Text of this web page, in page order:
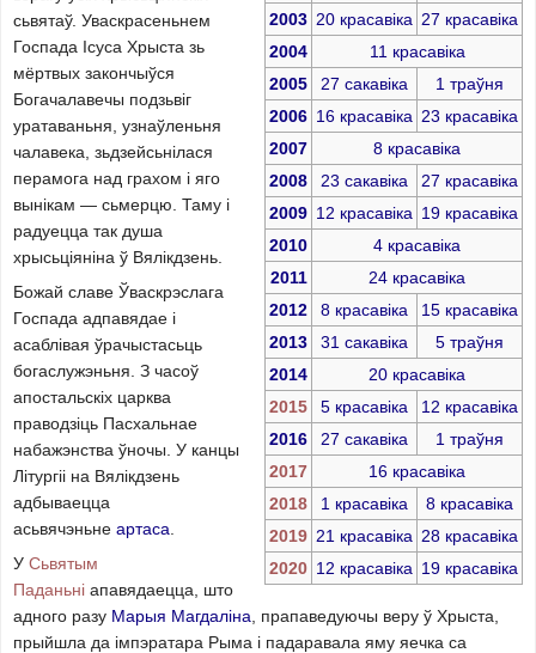
2003 20 красавіка 27 красавіка
2004
11 красавіка
2005
27 сакавіка
1 траўня
2006 16 красавіка 23 красавіка
2007
8 красавіка
2008
23 сакавіка
27 красавіка
2009 12 красавіка 19 красавіка
2010
4 красавіка
2011
24 красавіка
2012
8 красавіка
15 красавіка
2013
31 сакавіка
5 траўня
2014
20 красавіка
2015
5 красавіка
12 красавіка
2016
27 сакавіка
1 траўня
2017
16 красавіка
2018
1 красавіка
8 красавіка
2019 21 красавіка 28 красавіка
2020 12 красавіка 19 красавіка
сьвятаў. Уваскрасеньнем
Госпада Ісуса Хрыста зь
мёртвых закончыўся
Богачалавечы подзьвіг
уратаваньня, узнаўленьня
чалавека, зьдзейсьнілася
перамога над грахом і яго
вынікам — сьмерцю. Таму і
радуецца так душа
хрысьціяніна ў Вялікдзень.
Божай славе Ўваскрэслага
Госпада адпавядае і
асаблівая ўрачыстасьць
богаслужэньня. З часоў
апостальскіх царква
праводзіць Пасхальнае
набажэнства ўночы. У канцы
Літургіі на Вялікдзень
адбываецца
асьвячэньне артаса
У Сьвятым
Паданьні апавядаецца, што
адного разу Марыя Магдаліна , прапаведуючы веру ў Хрыста,
прыйшла да імпэратара Рыма і падаравала яму яечка са